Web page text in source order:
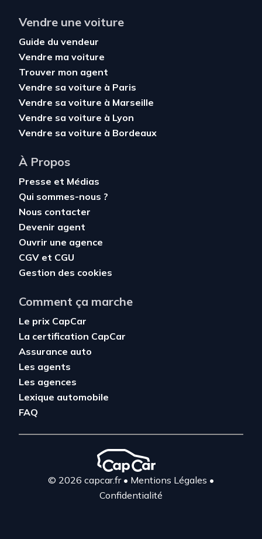
Vendre une voiture
Guide du vendeur
Vendre ma voiture
Trouver mon agent
Vendre sa voiture à Paris
Vendre sa voiture à Marseille
Vendre sa voiture à Lyon
Vendre sa voiture à Bordeaux
À Propos
Presse et Médias
Qui sommes-nous ?
Nous contacter
Devenir agent
Ouvrir une agence
CGV et CGU
Gestion des cookies
Comment ça marche
Le prix CapCar
La certification CapCar
Assurance auto
Les agents
Les agences
Lexique automobile
FAQ
© 2026 capcar.fr• Mentions Légales •
Confidentialité